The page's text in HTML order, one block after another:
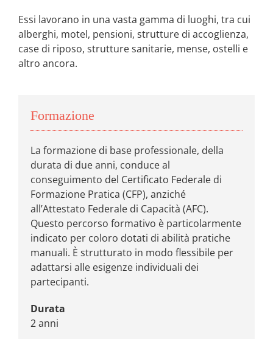
Essi lavorano in una vasta gamma di luoghi, tra cui
alberghi, motel, pensioni, strutture di accoglienza,
case di riposo, strutture sanitarie, mense, ostelli e
altro ancora.
Formazione
La formazione di base professionale, della
durata di due anni, conduce al
conseguimento del Certificato Federale di
Formazione Pratica (CFP), anziché
all’Attestato Federale di Capacità (AFC).
Questo percorso formativo è particolarmente
indicato per coloro dotati di abilità pratiche
manuali. È strutturato in modo flessibile per
adattarsi alle esigenze individuali dei
partecipanti.
Durata
2 anni